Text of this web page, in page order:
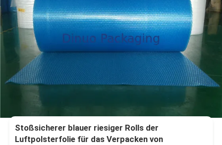
Stoßsicherer blauer riesiger Rolls der
Luftpolsterfolie für das Verpacken von